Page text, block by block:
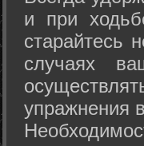
и при
старайтесь
случаях
упражнения